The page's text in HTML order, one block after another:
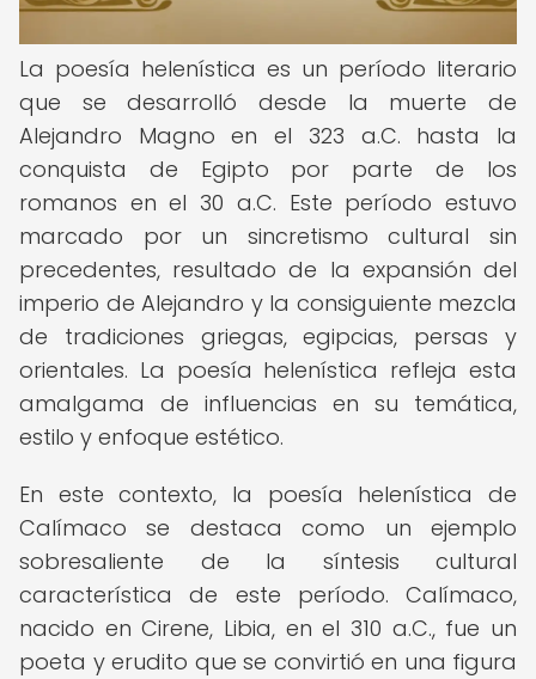
La poesía helenística es un período literario
que se desarrolló desde la muerte de
Alejandro Magno en el 323 a.C. hasta la
conquista de Egipto por parte de los
romanos en el 30 a.C. Este período estuvo
marcado por un sincretismo cultural sin
precedentes, resultado de la expansión del
imperio de Alejandro y la consiguiente mezcla
de tradiciones griegas, egipcias, persas y
orientales. La poesía helenística refleja esta
amalgama de influencias en su temática,
estilo y enfoque estético.
En este contexto, la poesía helenística de
Calímaco se destaca como un ejemplo
sobresaliente de la síntesis cultural
característica de este período. Calímaco,
nacido en Cirene, Libia, en el 310 a.C., fue un
poeta y erudito que se convirtió en una figura